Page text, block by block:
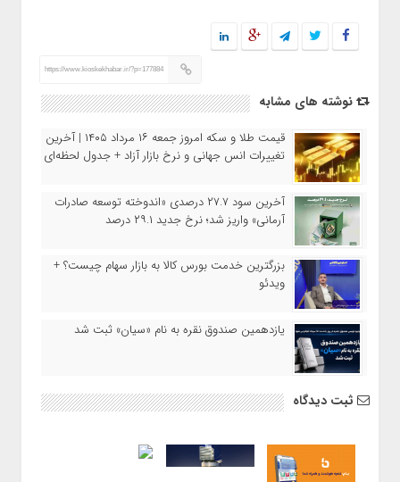
https://www.kioskekhabar.ir/?p=177884
نوشته های مشابه
قیمت طلا و سکه امروز جمعه ۱۶ مرداد ۱۴۰۵ | آخرین
تغییرات انس جهانی و نرخ بازار آزاد + جدول لحظه‌ای
آخرین سود ۲۷.۷ درصدی «اندوخته توسعه صادرات
آرمانی» واریز شد؛ نرخ جدید ۲۹.۱ درصد
بزرگترین خدمت بورس کالا به بازار سهام چیست؟ +
ویدئو
یازدهمین صندوق نقره به نام «سیان» ثبت شد
ثبت دیدگاه